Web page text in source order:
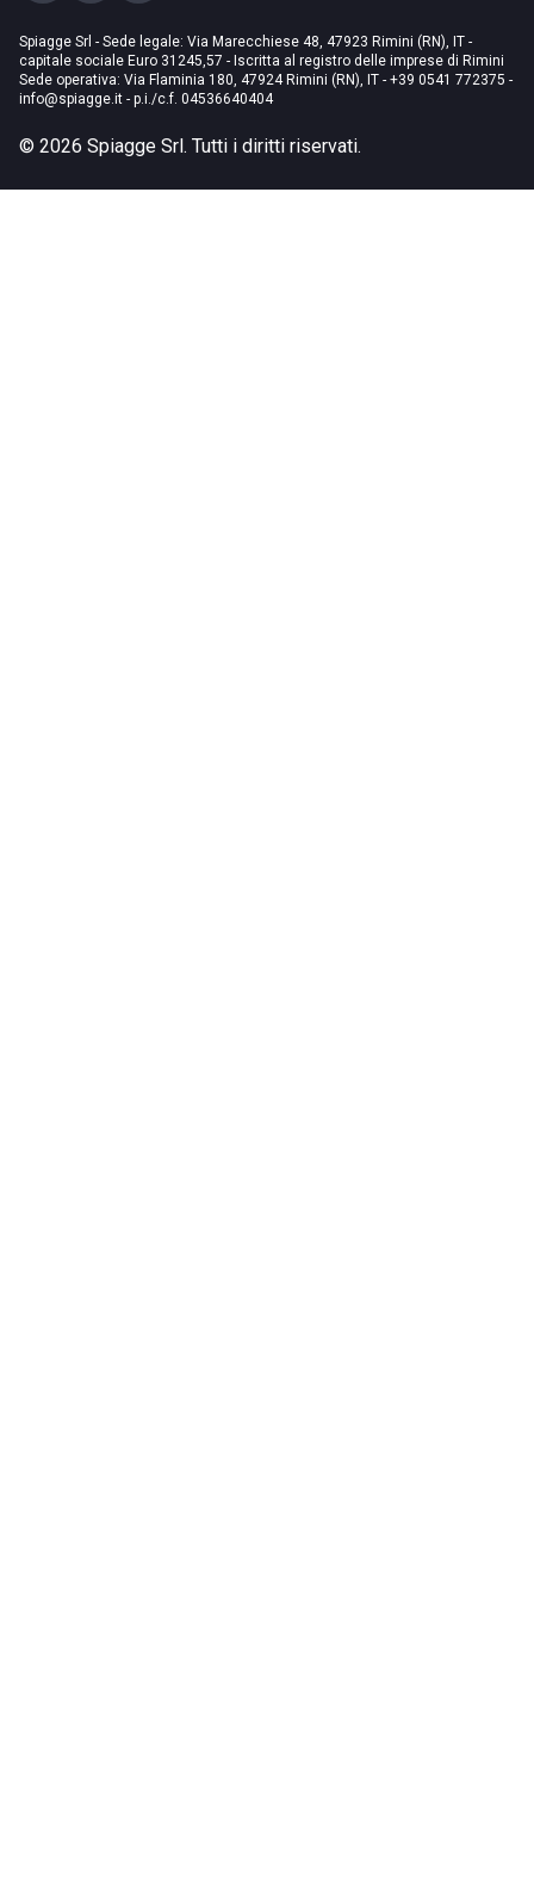
Spiagge Srl - Sede legale: Via Marecchiese 48, 47923 Rimini (RN), IT -
capitale sociale Euro 31245,57 - Iscritta al registro delle imprese di Rimini
Sede operativa: Via Flaminia 180, 47924 Rimini (RN), IT - +39 0541 772375 -
info@spiagge.it - p.i./c.f. 04536640404
© 2026 Spiagge Srl. Tutti i diritti riservati.